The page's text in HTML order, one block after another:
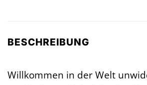
BESCHREIBUNG
Willkommen in der Welt